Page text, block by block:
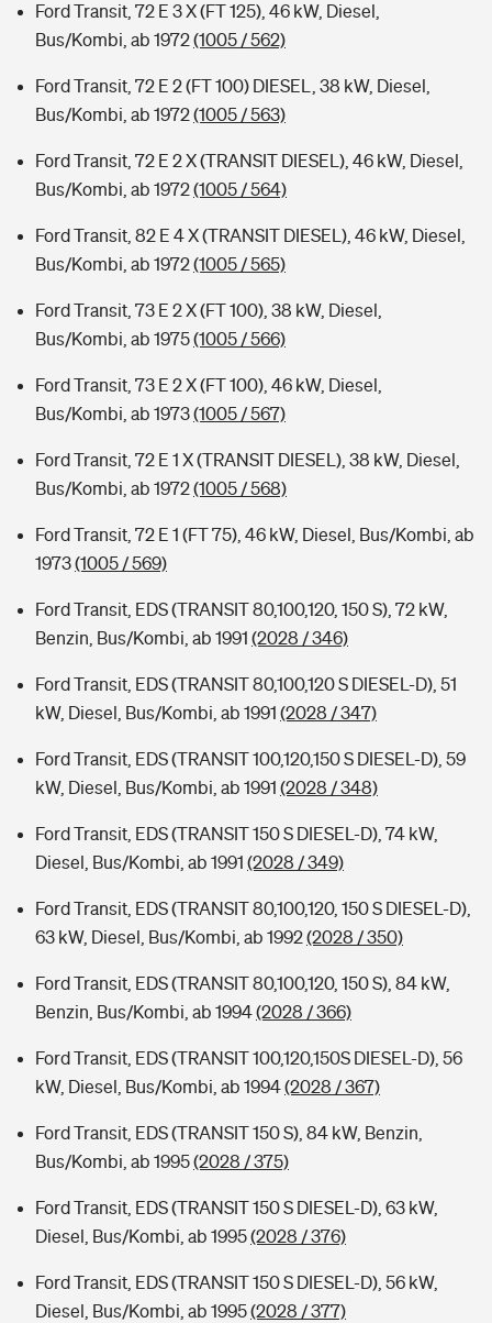
Ford Transit, 72 E 3 X (FT 125), 46 kW, Diesel,
Bus/Kombi, ab 1972(1005 / 562)
Ford Transit, 72 E 2 (FT 100) DIESEL, 38 kW, Diesel,
Bus/Kombi, ab 1972(1005 / 563)
Ford Transit, 72 E 2 X (TRANSIT DIESEL), 46 kW, Diesel,
Bus/Kombi, ab 1972(1005 / 564)
Ford Transit, 82 E 4 X (TRANSIT DIESEL), 46 kW, Diesel,
Bus/Kombi, ab 1972(1005 / 565)
Ford Transit, 73 E 2 X (FT 100), 38 kW, Diesel,
Bus/Kombi, ab 1975(1005 / 566)
Ford Transit, 73 E 2 X (FT 100), 46 kW, Diesel,
Bus/Kombi, ab 1973(1005 / 567)
Ford Transit, 72 E 1 X (TRANSIT DIESEL), 38 kW, Diesel,
Bus/Kombi, ab 1972(1005 / 568)
Ford Transit, 72 E 1 (FT 75), 46 kW, Diesel, Bus/Kombi, ab
1973(1005 / 569)
Ford Transit, EDS (TRANSIT 80,100,120, 150 S), 72 kW,
Benzin, Bus/Kombi, ab 1991 (2028 / 346)
Ford Transit, EDS (TRANSIT 80,100,120 S DIESEL-D), 51
kW, Diesel, Bus/Kombi, ab 1991 (2028 / 347)
Ford Transit, EDS (TRANSIT 100,120,150 S DIESEL-D), 59
kW, Diesel, Bus/Kombi, ab 1991 (2028 / 348)
Ford Transit, EDS (TRANSIT 150 S DIESEL-D), 74 kW,
Diesel, Bus/Kombi, ab 1991 (2028 / 349)
Ford Transit, EDS (TRANSIT 80,100,120, 150 S DIESEL-D),
63 kW, Diesel, Bus/Kombi, ab 1992(2028 / 350)
Ford Transit, EDS (TRANSIT 80,100,120, 150 S), 84 kW,
Benzin, Bus/Kombi, ab 1994(2028 / 366)
Ford Transit, EDS (TRANSIT 100,120,150S DIESEL-D), 56
kW, Diesel, Bus/Kombi, ab 1994(2028 / 367)
Ford Transit, EDS (TRANSIT 150 S), 84 kW, Benzin,
Bus/Kombi, ab 1995(2028 / 375)
Ford Transit, EDS (TRANSIT 150 S DIESEL-D), 63 kW,
Diesel, Bus/Kombi, ab 1995(2028 / 376)
Ford Transit, EDS (TRANSIT 150 S DIESEL-D), 56 kW,
Diesel, Bus/Kombi, ab 1995(2028 / 377)